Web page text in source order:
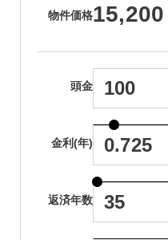
物件価格15,200
頭金
金利(年)
返済年数